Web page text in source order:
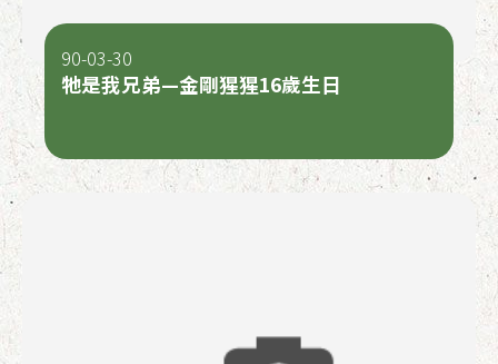
牠是我兄弟—金剛猩猩16歲生日
90-03-30